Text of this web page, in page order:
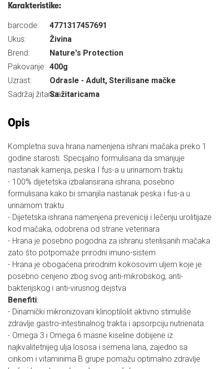
Karakteristike:
barcode:
4771317457691
Ukus:
Živina
Brend:
Nature's Protection
Pakovanje: 400g
Uzrast:
Odrasle - Adult, Sterilisane mačke
Sadržaj žitarica:Sa žitaricama
Opis
Kompletna suva hrana namenjena ishrani mačaka preko 1
godine starosti. Specijalno formulisana da smanjuje
nastanak kamenja, peska I fus-a u urinarnom traktu
- 100% dijetetska izbalansirana ishrana, posebno
formulisana kako bi smanjila nastanak peska i fus-a u
urinarnom traktu
- Dijetetska ishrana namenjena preveniciji i lečenju urolitijaze
kod mačaka, odobrena od strane veterinara
- Hrana je posebno pogodna za ishranu sterilisanih mačaka
zato što potpomaže prirodni imuno-sistem
- Hrana je obogaćena prirodnim kokosovim uljem koje je
posebno cenjeno zbog svog anti-mikrobskog, anti-
bakterijskog i anti-virusnog dejstva
Benefiti:
- Dinamički mikronizovani klinoptilolit aktivno stimuliše
zdravlje gastro-intestinalnog trakta i apsorpciju nutrienata.
- Omega 3 i Omega 6 masne kiseline dobijene iz
najkvalitetnijeg ulja lososa i semena lana, zajedno sa
cinkom i vitaminima B grupe pomažu optimalno zdravlje